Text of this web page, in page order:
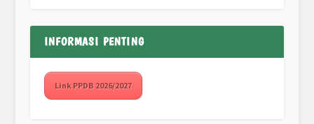
INFORMASI PENTING
Link PPDB 2026/2027